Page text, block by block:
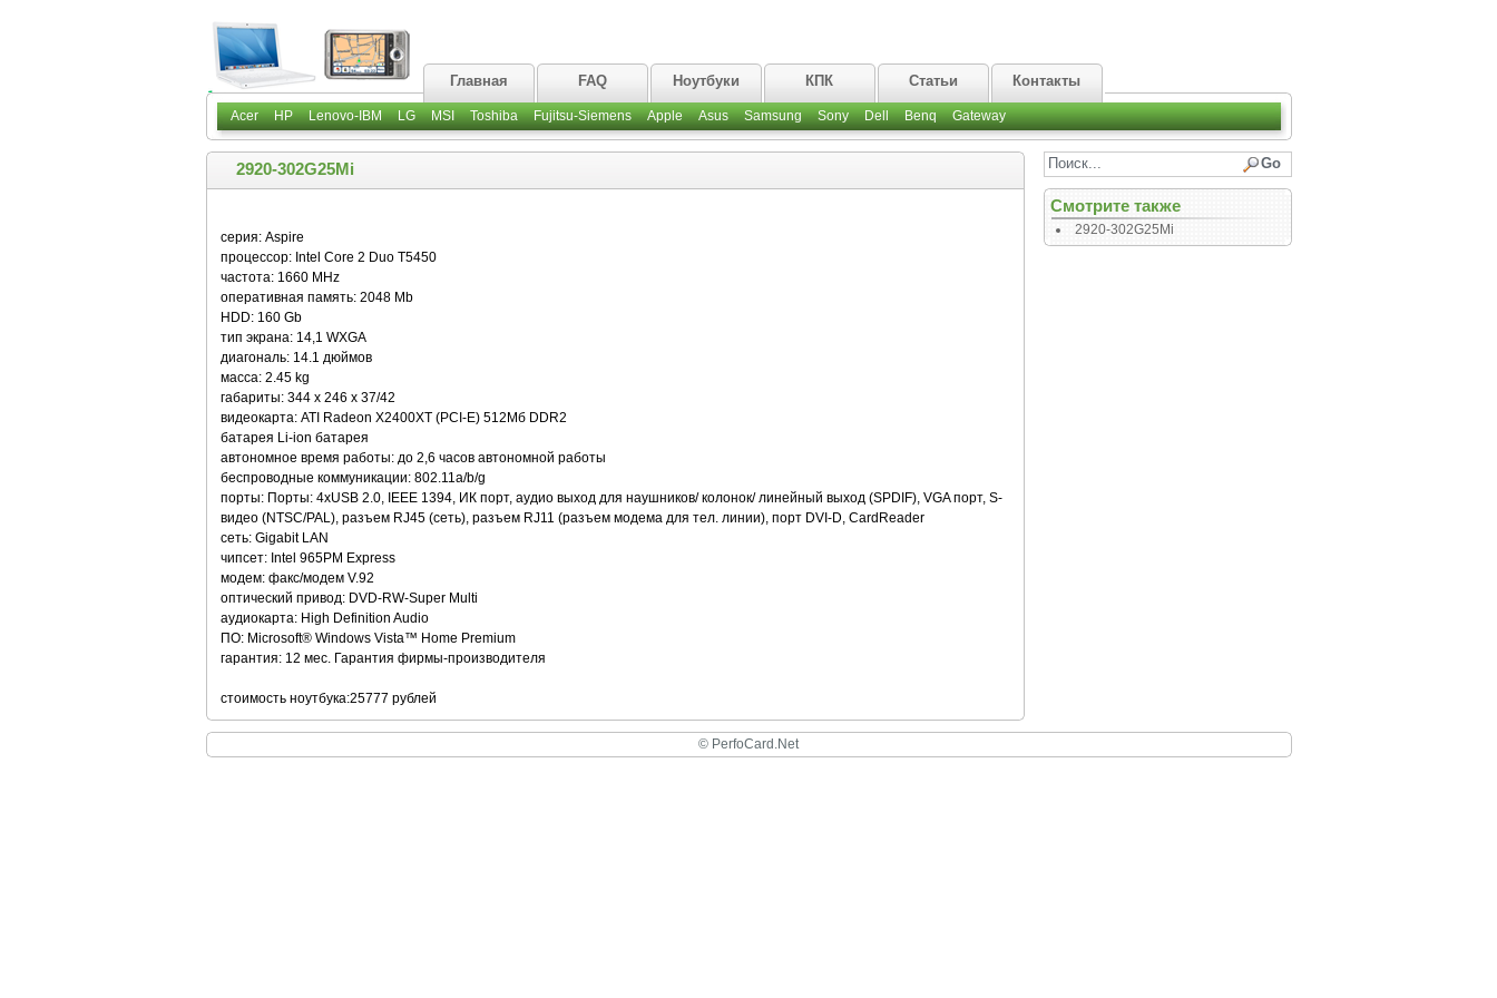
Главная FAQ Ноутбуки КПК Статьи Контакты
Acer HP Lenovo-IBM LG MSI Toshiba Fujitsu-Siemens Apple Asus Samsung Sony Dell Benq Gateway
2920-302G25Mi
серия: Aspire
процессор: Intel Core 2 Duo T5450
частота: 1660 MHz
оперативная память: 2048 Mb
HDD: 160 Gb
тип экрана: 14,1 WXGA
диагональ: 14.1 дюймов
масса: 2.45 kg
габариты: 344 x 246 x 37/42
видеокарта: ATI Radeon X2400XT (PCI-E) 512Мб DDR2
батарея Li-ion батарея
автономное время работы: до 2,6 часов автономной работы
беспроводные коммуникации: 802.11a/b/g
порты: Порты: 4хUSB 2.0, IEEE 1394, ИК порт, аудио выход для наушников/ колонок/ линейный выход (SPDIF), VGA порт, S-
видео (NTSC/PAL), разъем RJ45 (сеть), разъем RJ11 (разъем модема для тел. линии), порт DVI-D, CardReader
сеть: Gigabit LAN
чипсет: Intel 965PM Express
модем: факс/модем V.92
оптический привод: DVD-RW-Super Multi
аудиокарта: High Definition Audio
ПО: Microsoft® Windows Vista™ Home Premium
гарантия: 12 мес. Гарантия фирмы-производителя
стоимость ноутбука:25777 рублей
Смотрите также
2920-302G25Mi
© PerfoCard.Net